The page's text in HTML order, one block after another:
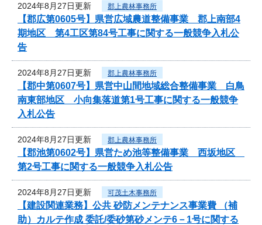
2024年8月27日更新 郡上農林事務所
【郡広第0605号】県営広域農道整備事業 郡上南部4
期地区 第4工区第84号工事に関する一般競争入札公
告
2024年8月27日更新 郡上農林事務所
【郡中第0607号】県営中山間地域総合整備事業 白鳥
南東部地区 小向集落道第1号工事に関する一般競争
入札公告
2024年8月27日更新 郡上農林事務所
【郡池第0602号】県営ため池等整備事業 西坂地区
第2号工事に関する一般競争入札公告
2024年8月27日更新 可茂土木事務所
【建設関連業務】公共 砂防メンテナンス事業費 （補
助）カルテ作成 委託/委砂第砂メンテ6－1号に関する